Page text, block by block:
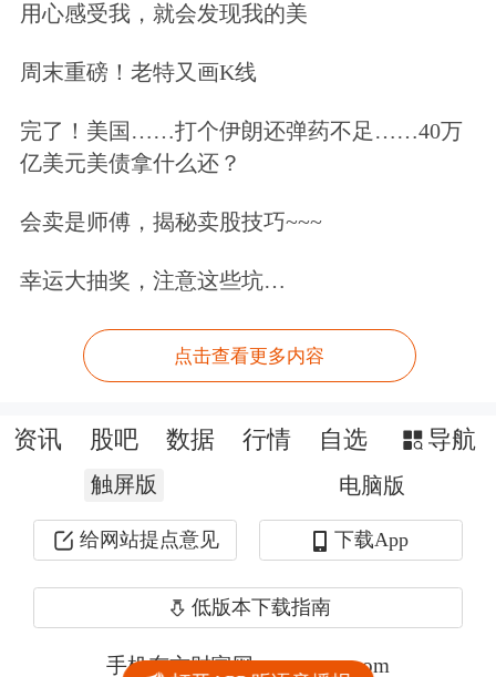
用心感受我，就会发现我的美
周末重磅！老特又画K线
完了！美国……打个伊朗还弹药不足……40万
亿美元美债拿什么还？
会卖是师傅，揭秘卖股技巧~~~
幸运大抽奖，注意这些坑…
点击查看更多内容
资讯 股吧 数据 行情 自选 导航
触屏版 电脑版
给网站提点意见 下载App
低版本下载指南
手机东方财富网 eastmoney.com